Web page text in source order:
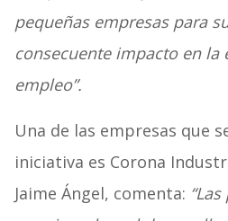
pequeñas empresas para
consecuente impacto en la
empleo”.
Una de las empresas que
iniciativa es Corona
Jaime Ángel, comenta: